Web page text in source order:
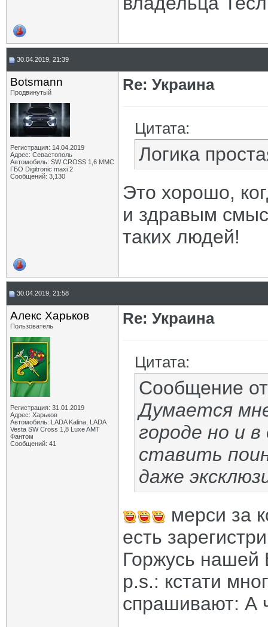
30.04.2019, 21:39
Botsmann
Продвинутый
Регистрация: 14.04.2019
Адрес: Севастополь
Автомобиль: SW CROSS 1,6 ММС
ГБО Digitronic maxi 2
Сообщений: 3,130
Re: Украина
Цитата:
Логика
Это хорошо,
и здравым
таких людей!
30.04.2019, 21:58
Алекс Харьков
Пользователь
Регистрация: 31.01.2019
Адрес: Харьков
Автомобиль: LADA Kalina, LADA
Vesta SW Cross 1,8 Luxe AMT
Фантом
Сообщений: 41
Re: Украина
Цитата:
Сообщение
Думается
городе но и
ставить
даже
мерси за
есть
Горжусь нашей
p.s.: кстати
спрашивают: А